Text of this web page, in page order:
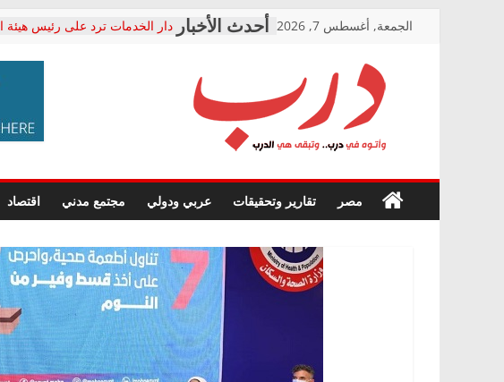
الجمعة, أغسطس 7, 2026
دار الخدمات ترد على رئيس هيئة
معاناة أصحاب المعاشات..
فرحات سليمان يكتب: القطاع
حزب التحالف الشعبي يطلق
صور .. اعتماد الرسومات النهائية
الوزاري لمدينة الصحفيين..
إنشاء المبنى الإداري
متابعة قضية الدكتور محمد
قرينة البراءة وضمانات المحاكمة
حق أصيل
درب
في
درب..
مصر تقارير وتحقيقات عربي ودولي مجتمع مدني اقتصاد